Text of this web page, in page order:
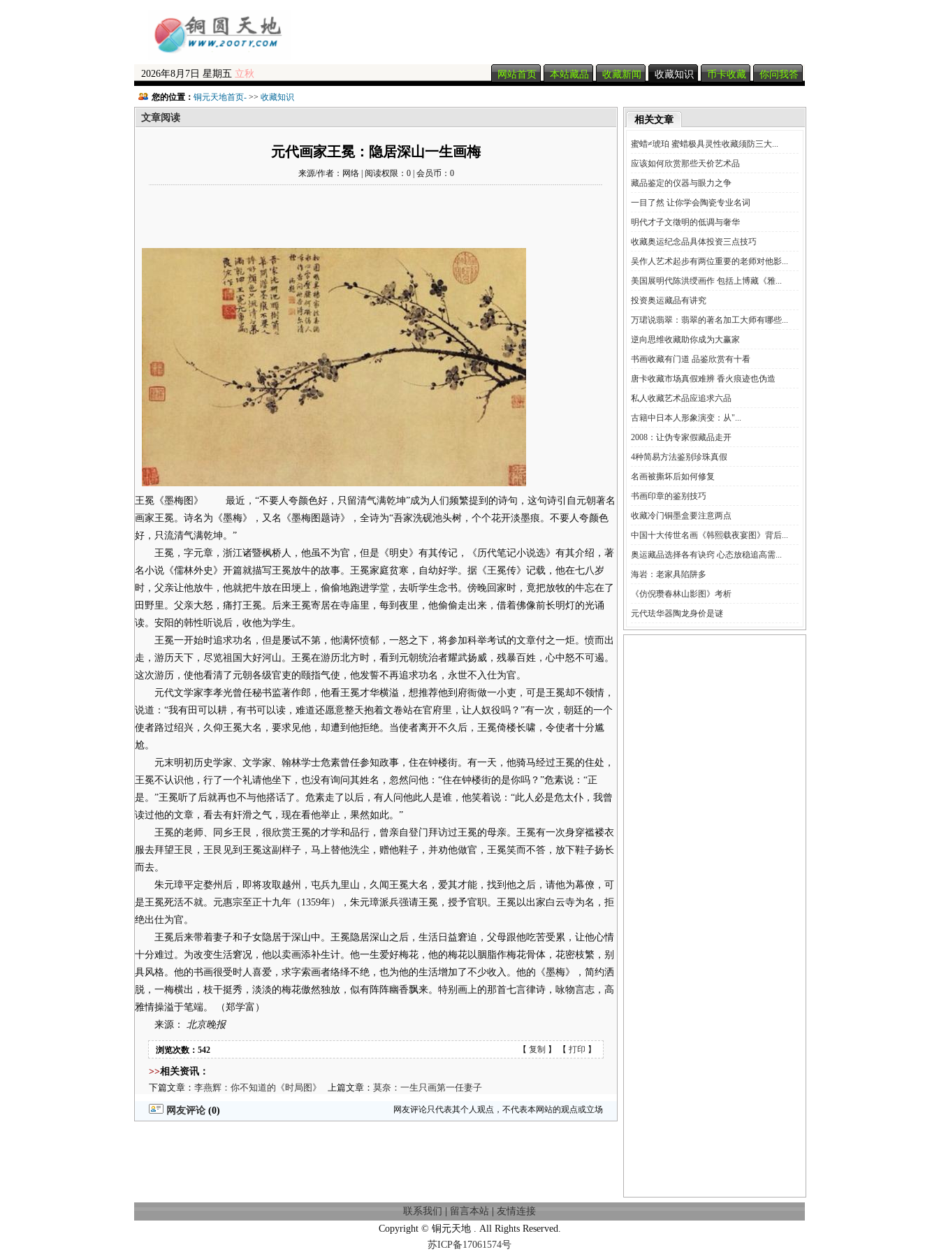
2026年8月7日 星期五 立秋 网站首页 本站藏品 收藏新闻 收藏知识 币卡收藏 你问我答
您的位置： 铜元天地首页- >> 收藏知识
文章阅读
元代画家王冕：隐居深山一生画梅
来源/作者：网络 | 阅读权限：0 | 会员币：0
王冕《墨梅图》 最近，“不要人夸颜色好，只留清气满乾坤”成为人们频繁提到的诗句，这句诗引自元朝著名
画家王冕。诗名为《墨梅》，又名《墨梅图题诗》，全诗为“吾家洗砚池头树，个个花开淡墨痕。不要人夸颜色
好，只流清气满乾坤。”
王冕，字元章，浙江诸暨枫桥人，他虽不为官，但是《明史》有其传记，《历代笔记小说选》有其介绍，著
名小说《儒林外史》开篇就描写王冕放牛的故事。王冕家庭贫寒，自幼好学。据《王冕传》记载，他在七八岁
时，父亲让他放牛，他就把牛放在田埂上，偷偷地跑进学堂，去听学生念书。傍晚回家时，竟把放牧的牛忘在了
田野里。父亲大怒，痛打王冕。后来王冕寄居在寺庙里，每到夜里，他偷偷走出来，借着佛像前长明灯的光诵
读。安阳的韩性听说后，收他为学生。
王冕一开始时追求功名，但是屡试不第，他满怀愤郁，一怒之下，将参加科举考试的文章付之一炬。愤而出
走，游历天下，尽览祖国大好河山。王冕在游历北方时，看到元朝统治者耀武扬威，残暴百姓，心中怒不可遏。
这次游历，使他看清了元朝各级官吏的颐指气使，他发誓不再追求功名，永世不入仕为官。
元代文学家李孝光曾任秘书监著作郎，他看王冕才华横溢，想推荐他到府衙做一小吏，可是王冕却不领情，
说道：“我有田可以耕，有书可以读，难道还愿意整天抱着文卷站在官府里，让人奴役吗？”有一次，朝廷的一个
使者路过绍兴，久仰王冕大名，要求见他，却遭到他拒绝。当使者离开不久后，王冕倚楼长啸，令使者十分尴
尬。
元末明初历史学家、文学家、翰林学士危素曾任参知政事，住在钟楼街。有一天，他骑马经过王冕的住处，
王冕不认识他，行了一个礼请他坐下，也没有询问其姓名，忽然问他：“住在钟楼街的是你吗？”危素说：“正
是。”王冕听了后就再也不与他搭话了。危素走了以后，有人问他此人是谁，他笑着说：“此人必是危太仆，我曾
读过他的文章，看去有奸滑之气，现在看他举止，果然如此。”
王冕的老师、同乡王艮，很欣赏王冕的才学和品行，曾亲自登门拜访过王冕的母亲。王冕有一次身穿褴褛衣
服去拜望王艮，王艮见到王冕这副样子，马上替他洗尘，赠他鞋子，并劝他做官，王冕笑而不答，放下鞋子扬长
而去。
朱元璋平定婺州后，即将攻取越州，屯兵九里山，久闻王冕大名，爱其才能，找到他之后，请他为幕僚，可
是王冕死活不就。元惠宗至正十九年（1359年），朱元璋派兵强请王冕，授予官职。王冕以出家白云寺为名，拒
绝出仕为官。
王冕后来带着妻子和子女隐居于深山中。王冕隐居深山之后，生活日益窘迫，父母跟他吃苦受累，让他心情
十分难过。为改变生活窘况，他以卖画添补生计。他一生爱好梅花，他的梅花以胭脂作梅花骨体，花密枝繁，别
具风格。他的书画很受时人喜爱，求字索画者络绎不绝，也为他的生活增加了不少收入。他的《墨梅》，简约洒
脱，一梅横出，枝干挺秀，淡淡的梅花傲然独放，似有阵阵幽香飘来。特别画上的那首七言律诗，咏物言志，高
雅情操溢于笔端。 （郑学富）
来源： 北京晚报
浏览次数：542 【 复制 】 【 打印 】
>>相关资讯：
下篇文章： 李燕辉：你不知道的《时局图》 上篇文章： 莫奈：一生只画第一任妻子
网友评论 (0) 网友评论只代表其个人观点，不代表本网站的观点或立场
相关文章
蜜蜡≠琥珀 蜜蜡极具灵性收藏须防三大...
应该如何欣赏那些天价艺术品
藏品鉴定的仪器与眼力之争
一目了然 让你学会陶瓷专业名词
明代才子文徵明的低调与奢华
收藏奥运纪念品具体投资三点技巧
吴作人艺术起步有两位重要的老师对他影...
美国展明代陈洪绶画作 包括上博藏《雅...
投资奥运藏品有讲究
万珺说翡翠：翡翠的著名加工大师有哪些...
逆向思维收藏助你成为大赢家
书画收藏有门道 品鉴欣赏有十看
唐卡收藏市场真假难辨 香火痕迹也伪造
私人收藏艺术品应追求六品
古籍中日本人形象演变：从"...
2008：让伪专家假藏品走开
4种简易方法鉴别珍珠真假
名画被撕坏后如何修复
书画印章的鉴别技巧
收藏冷门铜墨盒要注意两点
中国十大传世名画《韩熙载夜宴图》背后...
奥运藏品选择各有诀窍 心态放稳追高需...
海岩：老家具陷阱多
《仿倪瓒春林山影图》考析
元代珐华器陶龙身价是谜
联系我们 留言本站
友情连接
Copyright © 铜元天地 . All Rights Reserved.
苏ICP备17061574号